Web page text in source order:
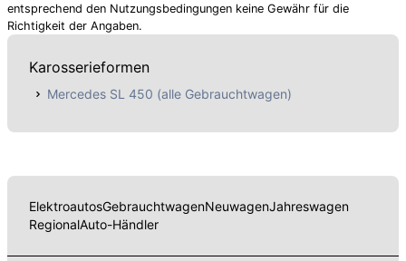
entsprechend den Nutzungsbedingungen keine Gewähr für die
Richtigkeit der Angaben.
Karosserieformen
Mercedes SL 450 (alle Gebrauchtwagen)
ElektroautosGebrauchtwagenNeuwagenJahreswagen
RegionalAuto-Händler